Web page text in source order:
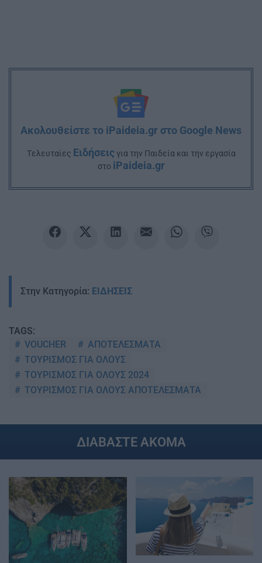
Ακολουθείστε το iPaideia.gr στο Google News
Tελευταίες Ειδήσειςγια την Παιδεία και την εργασία
στο iPaideia.gr
Στην Κατηγορία: ΕΙΔΗΣΕΙΣ
TAGS:
VOUCHER
ΑΠΟΤΕΛΕΣΜΑΤΑ
ΤΟΥΡΙΣΜΟΣ ΓΙΑ ΟΛΟΥΣ
ΤΟΥΡΙΣΜΟΣ ΓΙΑ ΟΛΟΥΣ 2024
ΤΟΥΡΙΣΜΟΣ ΓΙΑ ΟΛΟΥΣ ΑΠΟΤΕΛΕΣΜΑΤΑ
ΔΙΑΒΑΣΤΕ ΑΚΟΜΑ